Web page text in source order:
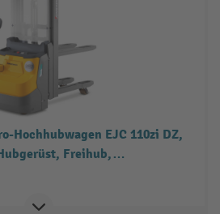
Hochhubwagen EJC 110zi DZ,
Freihub,